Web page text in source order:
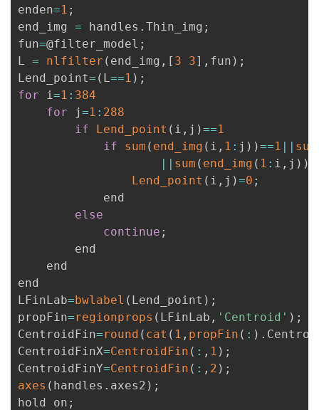
enden=1 ;
end_img = handles . Thin_img ;
fun=@filter_model ;
L = nlfilter ( end_img , [ 3 3] , fun ) ;
Lend_point= ( L ==1 ) ;
for i =1 : 384
for j =1 : 288
if
Lend_point ( i , j )==1
if
sum ( end_img ( i , 1 : j ) )==1 || sum
|| sum ( end_img ( 1 : i , j ) )
Lend_point ( i , j )=0 ;
            end
else
continue ;
        end
    end
end
LFinLab=bwlabel ( Lend_point ) ;
propFin=regionprops ( LFinLab , 'Centroid' ) ;
CentroidFin=round ( cat ( 1 , propFin ( : ) .
CentroidFinX=CentroidFin ( : , 1 ) ;
CentroidFinY=CentroidFin ( : , 2 ) ;
axes ( handles . axes2 ) ;
hold on ;